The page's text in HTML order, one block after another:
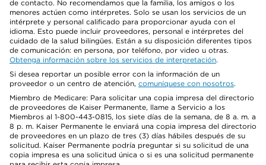
de contacto. No recomendamos que la familia, los amigos o los
menores actúen como intérpretes. Solo se usan los servicios de un
intérprete y personal calificado para proporcionar ayuda con el
idioma. Esto puede incluir proveedores, personal e intérpretes del
cuidado de la salud bilingües. Están a su disposición diferentes tipos
de comunicación: en persona, por teléfono, por video u otras.
Obtenga información sobre los servicios de interpretación.
Si desea reportar un posible error con la información de un
proveedor o un centro de atención, comuníquese con nosotros.
Miembro de Medicare: Para solicitar una copia impresa del directorio
de proveedores de Kaiser Permanente, llame a Servicio a los
Miembros al 1-800-443-0815, los siete días de la semana, de 8 a. m. a
8 p. m. Kaiser Permanente le enviará una copia impresa del directorio
de proveedores en un plazo de tres (3) días hábiles después de su
solicitud. Kaiser Permanente podría preguntar si su solicitud de una
copia impresa es una solicitud única o si es una solicitud permanente